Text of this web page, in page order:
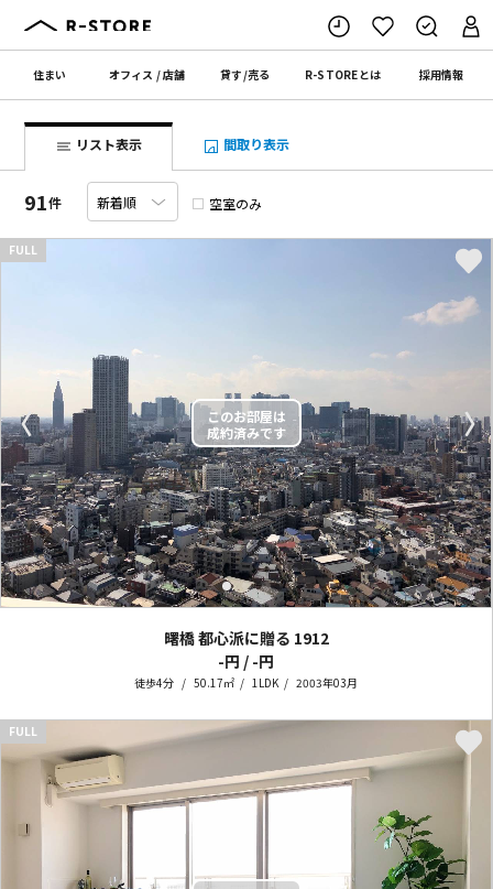
住まい オフィス /店舗 貸す/売る R-STOREとは 採用情報
リスト表示 間取り表示
91件 空室のみ
〈 〉
FULL
曙橋 都心派に贈る 1912
-円 / -円
徒歩4分 50.17㎡ 1LDK 2003年03月
FULL